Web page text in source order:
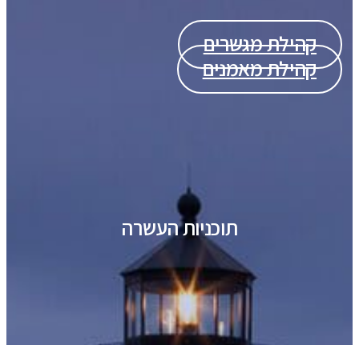
קהילת מגשרים
קהילת מאמנים
תוכניות העשרה